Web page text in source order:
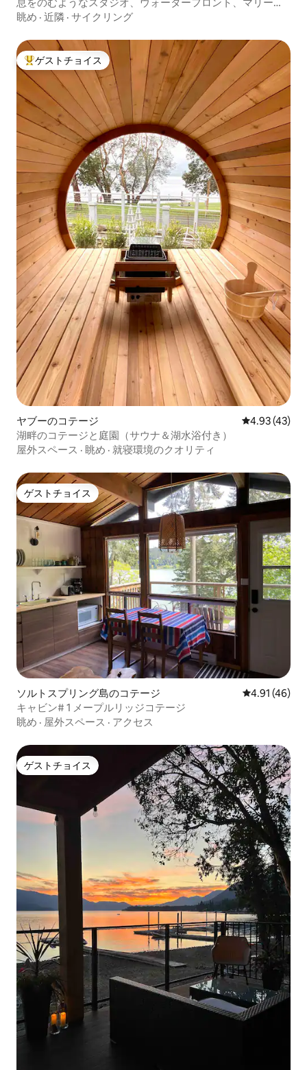
ナ、パラダイス！
眺め · 近隣 · サイクリング
大好評のゲストチョイスです。
ゲストチョイス
ヤブーのコテージ レビュー43
4.93 (43)
湖畔のコテージと庭園（サウナ＆湖水浴付き）
屋外スペース · 眺め · 就寝環境のクオリティ
ゲストチョイス
ゲストチョイス
ソルトスプリング島のコテージ レビュー46
4.91 (46)
キャビン# 1 メープルリッジコテージ
眺め · 屋外スペース · アクセス
ゲストチョイス
ゲストチョイス